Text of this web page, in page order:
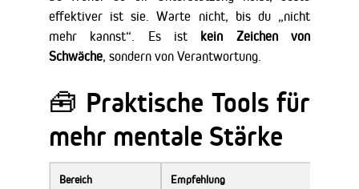
effektiver ist sie. Warte nicht, bis du „nicht
mehr kannst“. Es ist kein Zeichen von
Schwäche, sondern von Verantwortung.
🧰 Praktische Tools für
mehr mentale Stärke
Bereich Empfehlung